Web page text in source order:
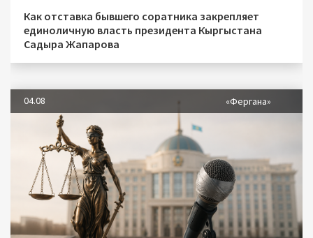
Как отставка бывшего соратника закрепляет
единоличную власть президента Кыргыстана
Садыра Жапарова
04.08 «Фергана»